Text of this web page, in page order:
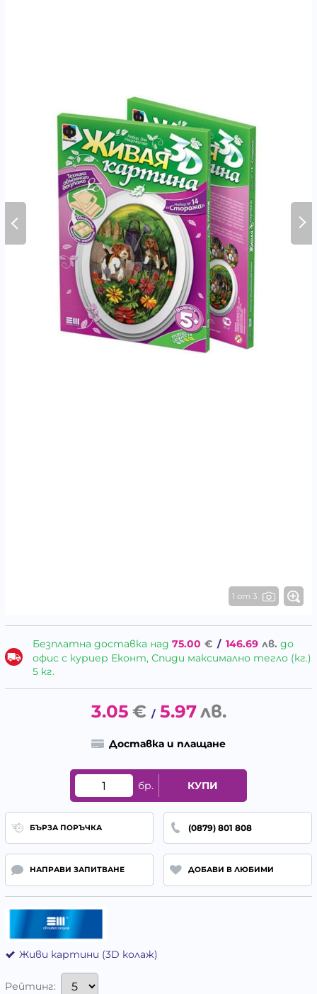
1 от 3
Безплатна доставка над 75.00 € / 146.69 лв. до
офис с куриер Еконт, Спиди максимално тегло (кг.)
5 кг.
3.05 € / 5.97лв.
Доставка и плащане
бр. КУПИ
БЪРЗА ПОРЪЧКА (0879) 801 808
НАПРАВИ ЗАПИТВАНЕ ДОБАВИ В ЛЮБИМИ
Живи картини (3D колаж)
Рейтинг: